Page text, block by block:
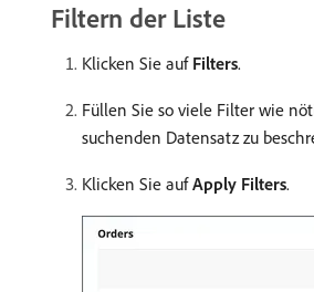
Filtern der Liste
Klicken Sie auf Filters.
Füllen Sie so viele Filter wie
suchenden Datensatz zu
Klicken Sie aufApply Filters.